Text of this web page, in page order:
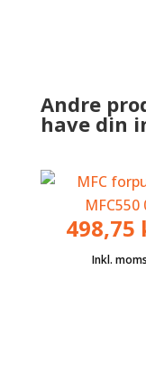
Andre
have din
498,75